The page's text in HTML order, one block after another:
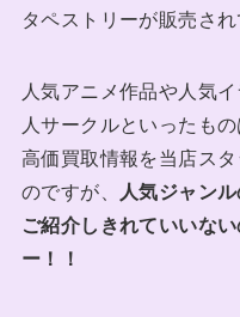
タペストリーが販売さ
人気アニメ作品や人気
人サークルといったも
高価買取情報を当店ス
のですが、 人気ジャン
ご紹介しきれていいな
ー！！